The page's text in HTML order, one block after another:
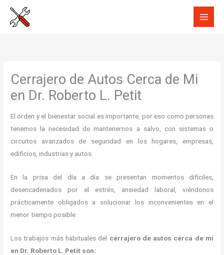
Cerrajero de Autos Cerca de Mi
en Dr. Roberto L. Petit
El orden y el bienestar social es importante, por eso como personas
tenemos la necesidad de mantenernos a salvo, con sistemas o
circuitos avanzados de seguridad en los hogares, empresas,
edificios, industrias y autos.
En la prisa del día a día se presentan momentos difíciles,
desencadenados por el estrés, ansiedad laboral, viéndonos
prácticamente obligados a solucionar los inconvenientes en el
menor tiempo posible.
Los trabajos más habituales del cerrajero de autos cerca de mi
en Dr. Roberto L. Petit son: